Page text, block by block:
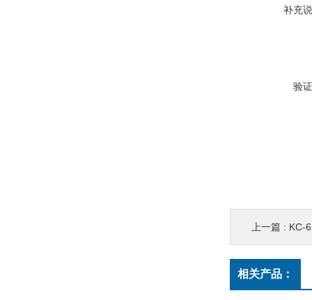
补充
验
上一篇 : KC-
相关产品：